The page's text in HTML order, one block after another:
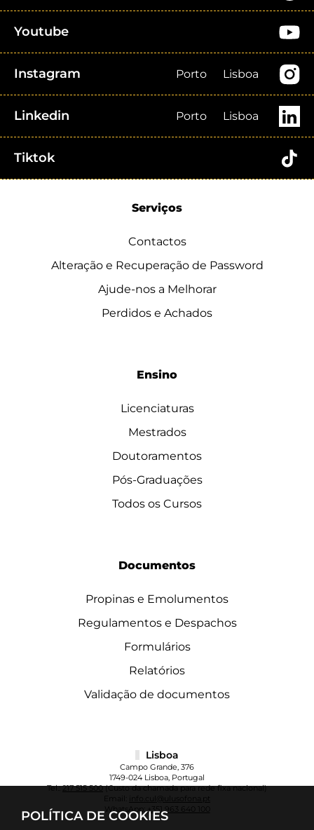
POLÍTICA DE COOKIES
Youtube
Instagram Porto Lisboa
Linkedin Porto Lisboa
Tiktok
Serviços
Contactos
Alteração e Recuperação de Password
Ajude-nos a Melhorar
Perdidos e Achados
Ensino
Licenciaturas
Mestrados
Doutoramentos
Pós-Graduações
Todos os Cursos
Documentos
Propinas e Emolumentos
Regulamentos e Despachos
Formulários
Relatórios
Validação de documentos
Lisboa
Campo Grande, 376
1749-024 Lisboa, Portugal
Tel.:217 515 500(Custo da chamada para rede fixa nacional)
info.cul@ulusofona.pt
WhatsApp:+351 963 640 100